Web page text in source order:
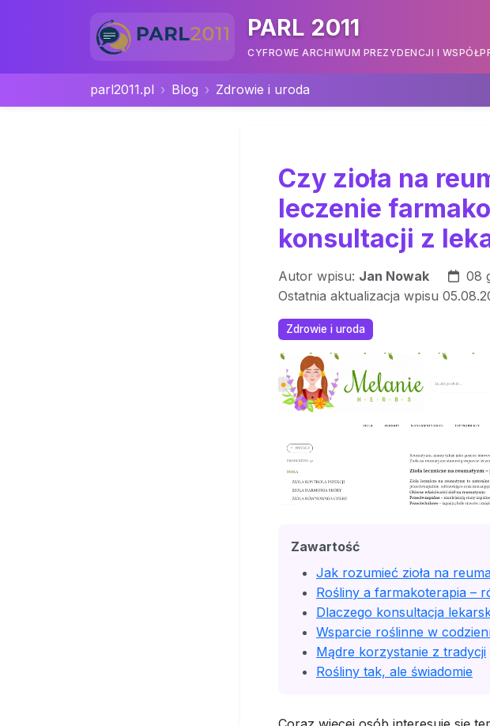
PARL 2011
CYFROWE ARCHIWUM PREZYDENCJI I
parl2011.pl Blog Zdrowie i uroda
Czy zioła na
leczenie
konsultacji z
Autor wpisu: Jan Nowak
08
Ostatnia aktualizacja wpisu
Zdrowie i uroda
Zawartość
Jak rozumieć zioła na
Rośliny a farmakoterapia –
Dlaczego konsultacja
Wsparcie roślinne w
Mądre korzystanie z tradycji
Rośliny tak, ale świadomie